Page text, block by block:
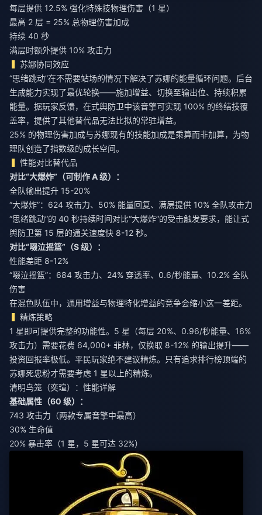
每层提供 12.5% 强化特殊技物理伤害（1 星）
最高 2 层 = 25% 总物理伤害加成
持续 40 秒
满层时额外提供 10% 攻击力
苏娜协同效应
“思绪跳动”在不需要站场的情况下解决了苏娜的能量循环问题。后台
生成能力实现了最优轮换——施加增益、切换至输出位、持续积累
能量。据玩家反馈，在式舆防卫中该音擎可实现 100% 的终结技覆
盖率，提供了其他替代品无法比拟的常驻增益。
25% 的物理伤害加成与苏娜现有的技能加成是乘算而非加算，为物
理队创造了指数级的成长空间。
性能对比替代品
对比“大爆炸”（可制作 A 级）：
全队输出提升 15-20%
“大爆炸”：624 攻击力、50% 能量回复、满层提供 10% 全队攻击力
“思绪跳动”的 40 秒持续时间对比“大爆炸”的受击触发要求，能让式
舆防卫第 15 层的通关速度快 8-12 秒。
对比“啜泣摇篮”（S 级）：
性能差距 8-12%
“啜泣摇篮”：684 攻击力、24% 穿透率、0.6/秒能量、10.2% 全队
伤害
在混色队伍中，通用增益与物理特化增益的竞争会缩小这一差距。
精炼策略
1 星即可提供完整的功能性。5 星（每层 20%、0.96/秒能量、16%
攻击力）需要花费 64,000+ 菲林，仅换取 8-12% 的输出提升——
投资回报率极低。平民玩家绝不建议精炼。只有追求排行榜顶端的
苏娜死忠粉才需要考虑 1 星以上的精炼。
清明鸟笼（奕瑄）：性能详解
基础属性（60 级）：
743 攻击力（两款专属音擎中最高）
30% 生命值
20% 暴击率（1 星，5 星可达 32%）